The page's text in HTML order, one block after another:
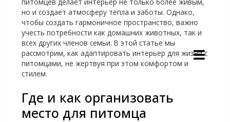
питомцев делает интерьер не только более живым,
но и создает атмосферу тепла и заботы. Однако,
чтобы создать гармоничное пространство, важно
учесть потребности как домашних животных, так и
всех других членов семьи. В этой статье мы
рассмотрим, как адаптировать интерьер для жизни с
питомцами, не жертвуя при этом комфортом и
стилем.
Где и как организовать
место для питомца